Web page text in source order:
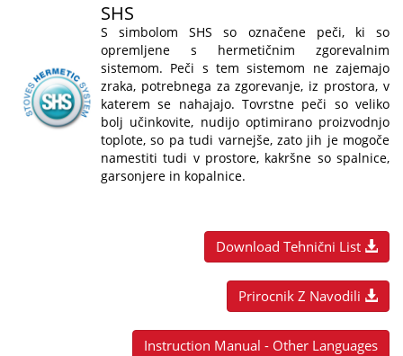
SHS
S simbolom SHS so označene peči, ki so
opremljene s hermetičnim zgorevalnim
sistemom. Peči s tem sistemom ne zajemajo
zraka, potrebnega za zgorevanje, iz prostora, v
katerem se nahajajo. Tovrstne peči so veliko
bolj učinkovite, nudijo optimirano proizvodnjo
toplote, so pa tudi varnejše, zato jih je mogoče
namestiti tudi v prostore, kakršne so spalnice,
garsonjere in kopalnice.
Download Tehnični List
Prirocnik Z Navodili
Instruction Manual - Other Languages